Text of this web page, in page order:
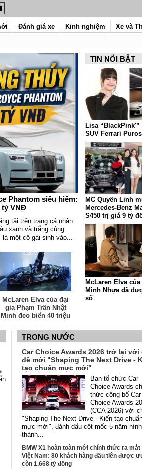
Đánh giá xe Kinh nghiệm Xe và
Phantom siêu hiếm:
tỷ VNĐ
tải trên trang cá nhân
xanh và trắng cùng
là một cô gái sinh vào...
McLaren Elva của đại
gia Phạm Trần Nhật
Minh đeo biển 40 triệu
đồng?
TIN NỔI BẬT
Lisa “BlackPink'”
SUV Ferrari
MC Quyền Linh
Mercedes-Benz
S450 trị giá 9 tỷ
McLaren Elva
Minh Nhựa đã
số
TRONG NƯỚC
Car Choice Awards 2026 trở lại với
đề mới "Shaping The Next Drive -
tạo chuẩn mực mới"
Ban tổ chức Car
Choice Awards
thức công bố Car
Choice Awards
(CCA 2026) với
"Shaping The Next Drive - Kiến tạo
mực mới", đánh dấu cột mốc 5 năm hình
thành...
BMW X1 hoàn toàn mới chính thức ra mắt
Việt Nam: 80 khách hàng đầu tiên được
còn 1,668 tỷ đồng